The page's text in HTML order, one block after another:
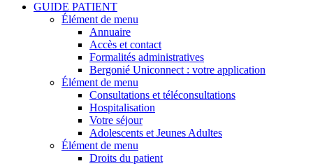
GUIDE PATIENT
Élément de menu
Annuaire
Accès et contact
Formalités administratives
Bergonié Uniconnect : votre application
Élément de menu
Consultations et téléconsultations
Hospitalisation
Votre séjour
Adolescents et Jeunes Adultes
Élément de menu
Droits du patient